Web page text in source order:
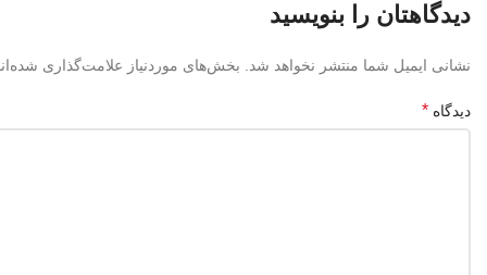
دیدگاهتان را بنویسید
نشانی ایمیل شما منتشر نخواهد شد. بخش‌های موردنیاز علامت‌گذاری
دیدگاه *